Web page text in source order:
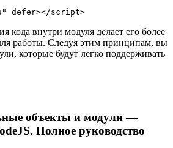
кода внутри модуля делает его более
работы. Следуя этим принципам, вы
которые будут легко поддерживать
объекты и модули —
Полное руководство